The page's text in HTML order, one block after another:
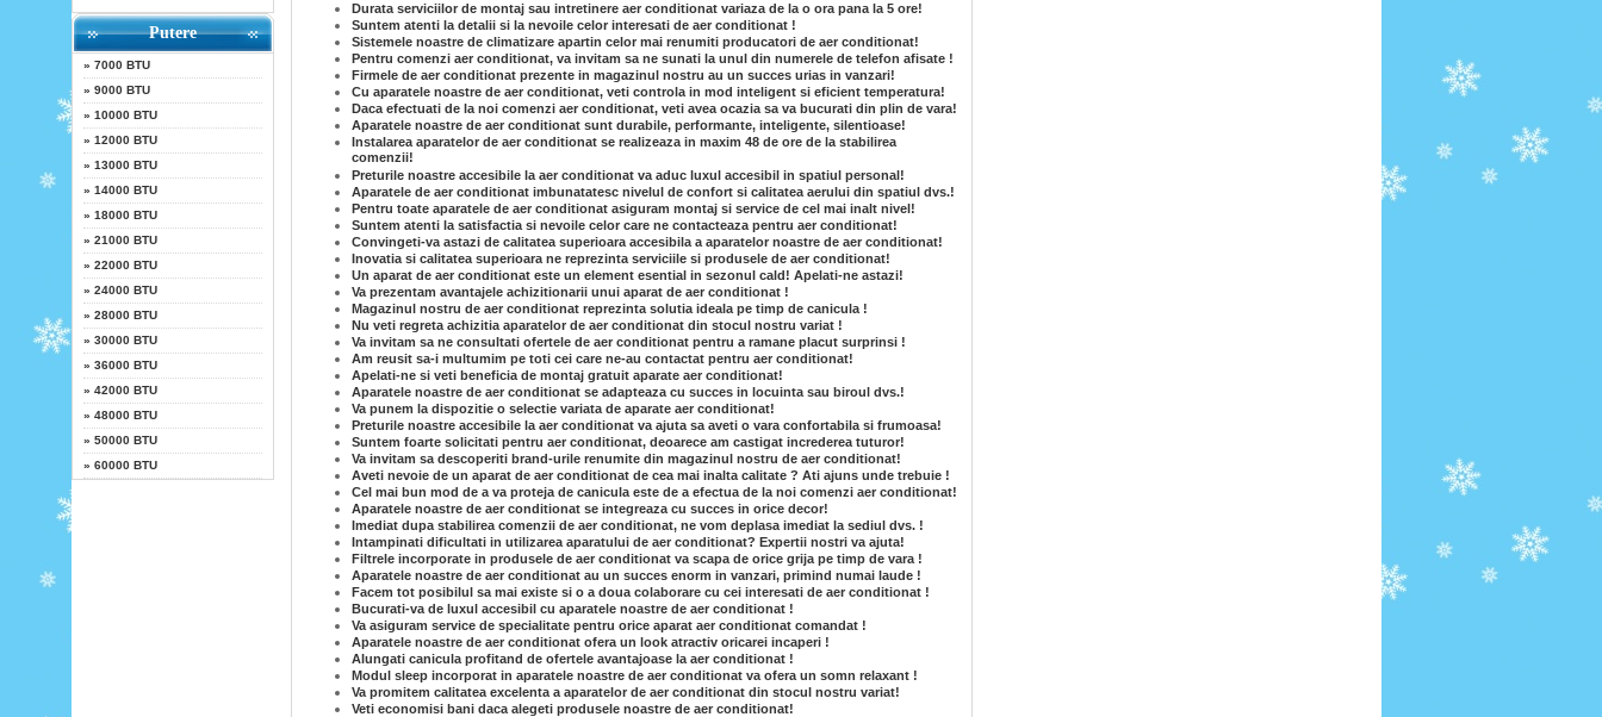
Putere
» 7000 BTU
» 9000 BTU
» 10000 BTU
» 12000 BTU
» 13000 BTU
» 14000 BTU
» 18000 BTU
» 21000 BTU
» 22000 BTU
» 24000 BTU
» 28000 BTU
» 30000 BTU
» 36000 BTU
» 42000 BTU
» 48000 BTU
» 50000 BTU
» 60000 BTU
Durata serviciilor de montaj sau intretinere aer conditionat variaza de la o ora pana la 5 ore!
Suntem atenti la detalii si la nevoile celor interesati de aer conditionat !
Sistemele noastre de climatizare apartin celor mai renumiti producatori de aer conditionat!
Pentru comenzi aer conditionat, va invitam sa ne sunati la unul din numerele de telefon afisate !
Firmele de aer conditionat prezente in magazinul nostru au un succes urias in vanzari!
Cu aparatele noastre de aer conditionat, veti controla in mod inteligent si eficient temperatura!
Daca efectuati de la noi comenzi aer conditionat, veti avea ocazia sa va bucurati din plin de vara!
Aparatele noastre de aer conditionat sunt durabile, performante, inteligente, silentioase!
Instalarea aparatelor de aer conditionat se realizeaza in maxim 48 de ore de la stabilirea
comenzii!
Preturile noastre accesibile la aer conditionat va aduc luxul accesibil in spatiul personal!
Aparatele de aer conditionat imbunatatesc nivelul de confort si calitatea aerului din spatiul dvs.!
Pentru toate aparatele de aer conditionat asiguram montaj si service de cel mai inalt nivel!
Suntem atenti la satisfactia si nevoile celor care ne contacteaza pentru aer conditionat!
Convingeti-va astazi de calitatea superioara accesibila a aparatelor noastre de aer conditionat!
Inovatia si calitatea superioara ne reprezinta serviciile si produsele de aer conditionat!
Un aparat de aer conditionat este un element esential in sezonul cald! Apelati-ne astazi!
Va prezentam avantajele achizitionarii unui aparat de aer conditionat !
Magazinul nostru de aer conditionat reprezinta solutia ideala pe timp de canicula !
Nu veti regreta achizitia aparatelor de aer conditionat din stocul nostru variat !
Va invitam sa ne consultati ofertele de aer conditionat pentru a ramane placut surprinsi !
Am reusit sa-i multumim pe toti cei care ne-au contactat pentru aer conditionat!
Apelati-ne si veti beneficia de montaj gratuit aparate aer conditionat!
Aparatele noastre de aer conditionat se adapteaza cu succes in locuinta sau biroul dvs.!
Va punem la dispozitie o selectie variata de aparate aer conditionat!
Preturile noastre accesibile la aer conditionat va ajuta sa aveti o vara confortabila si frumoasa!
Suntem foarte solicitati pentru aer conditionat, deoarece am castigat increderea tuturor!
Va invitam sa descoperiti brand-urile renumite din magazinul nostru de aer conditionat!
Aveti nevoie de un aparat de aer conditionat de cea mai inalta calitate ? Ati ajuns unde trebuie !
Cel mai bun mod de a va proteja de canicula este de a efectua de la noi comenzi aer conditionat!
Aparatele noastre de aer conditionat se integreaza cu succes in orice decor!
Imediat dupa stabilirea comenzii de aer conditionat, ne vom deplasa imediat la sediul dvs. !
Intampinati dificultati in utilizarea aparatului de aer conditionat? Expertii nostri va ajuta!
Filtrele incorporate in produsele de aer conditionat va scapa de orice grija pe timp de vara !
Aparatele noastre de aer conditionat au un succes enorm in vanzari, primind numai laude !
Facem tot posibilul sa mai existe si o a doua colaborare cu cei interesati de aer conditionat !
Bucurati-va de luxul accesibil cu aparatele noastre de aer conditionat !
Va asiguram service de specialitate pentru orice aparat aer conditionat comandat !
Aparatele noastre de aer conditionat ofera un look atractiv oricarei incaperi !
Alungati canicula profitand de ofertele avantajoase la aer conditionat !
Modul sleep incorporat in aparatele noastre de aer conditionat va ofera un somn relaxant !
Va promitem calitatea excelenta a aparatelor de aer conditionat din stocul nostru variat!
Veti economisi bani daca alegeti produsele noastre de aer conditionat!